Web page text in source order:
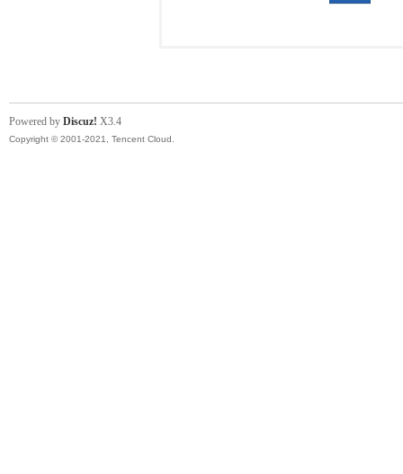
Powered by Discuz! X3.4
Copyright © 2001-2021, Tencent Cloud.